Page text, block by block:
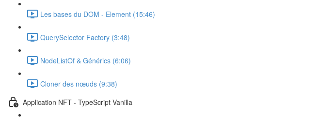
Les bases du DOM - Element (15:46)
QuerySelector Factory (3:48)
NodeListOf & Générics (6:06)
Cloner des nœuds (9:38)
Application NFT - TypeScript Vanilla